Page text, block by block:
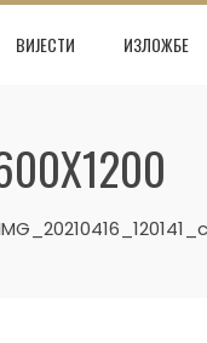
ВИЈЕСТИ ИЗЛОЖБЕ